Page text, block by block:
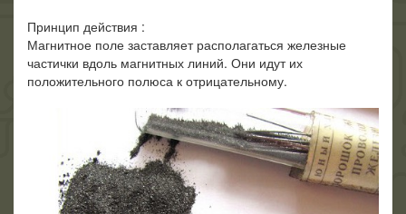
Принцип действия :
Магнитное поле заставляет располагаться железные
частички вдоль магнитных линий. Они идут их
положительного полюса к отрицательному.